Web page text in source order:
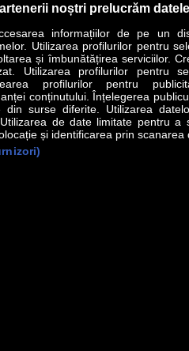
MEET THE CEO
Servicii
este aprobată de către
fi făcută numai în acord cu
noștri prelucrăm
informațiilor de pe un
Utilizarea profilurilor pentru
și îmbunătățirea serviciilor.
Utilizarea profilurilor pentru
profilurilor pentru
conținutului. Înțelegerea
din surse diferite. Utilizarea
de date limitate pentru a
și identificarea prin scanarea